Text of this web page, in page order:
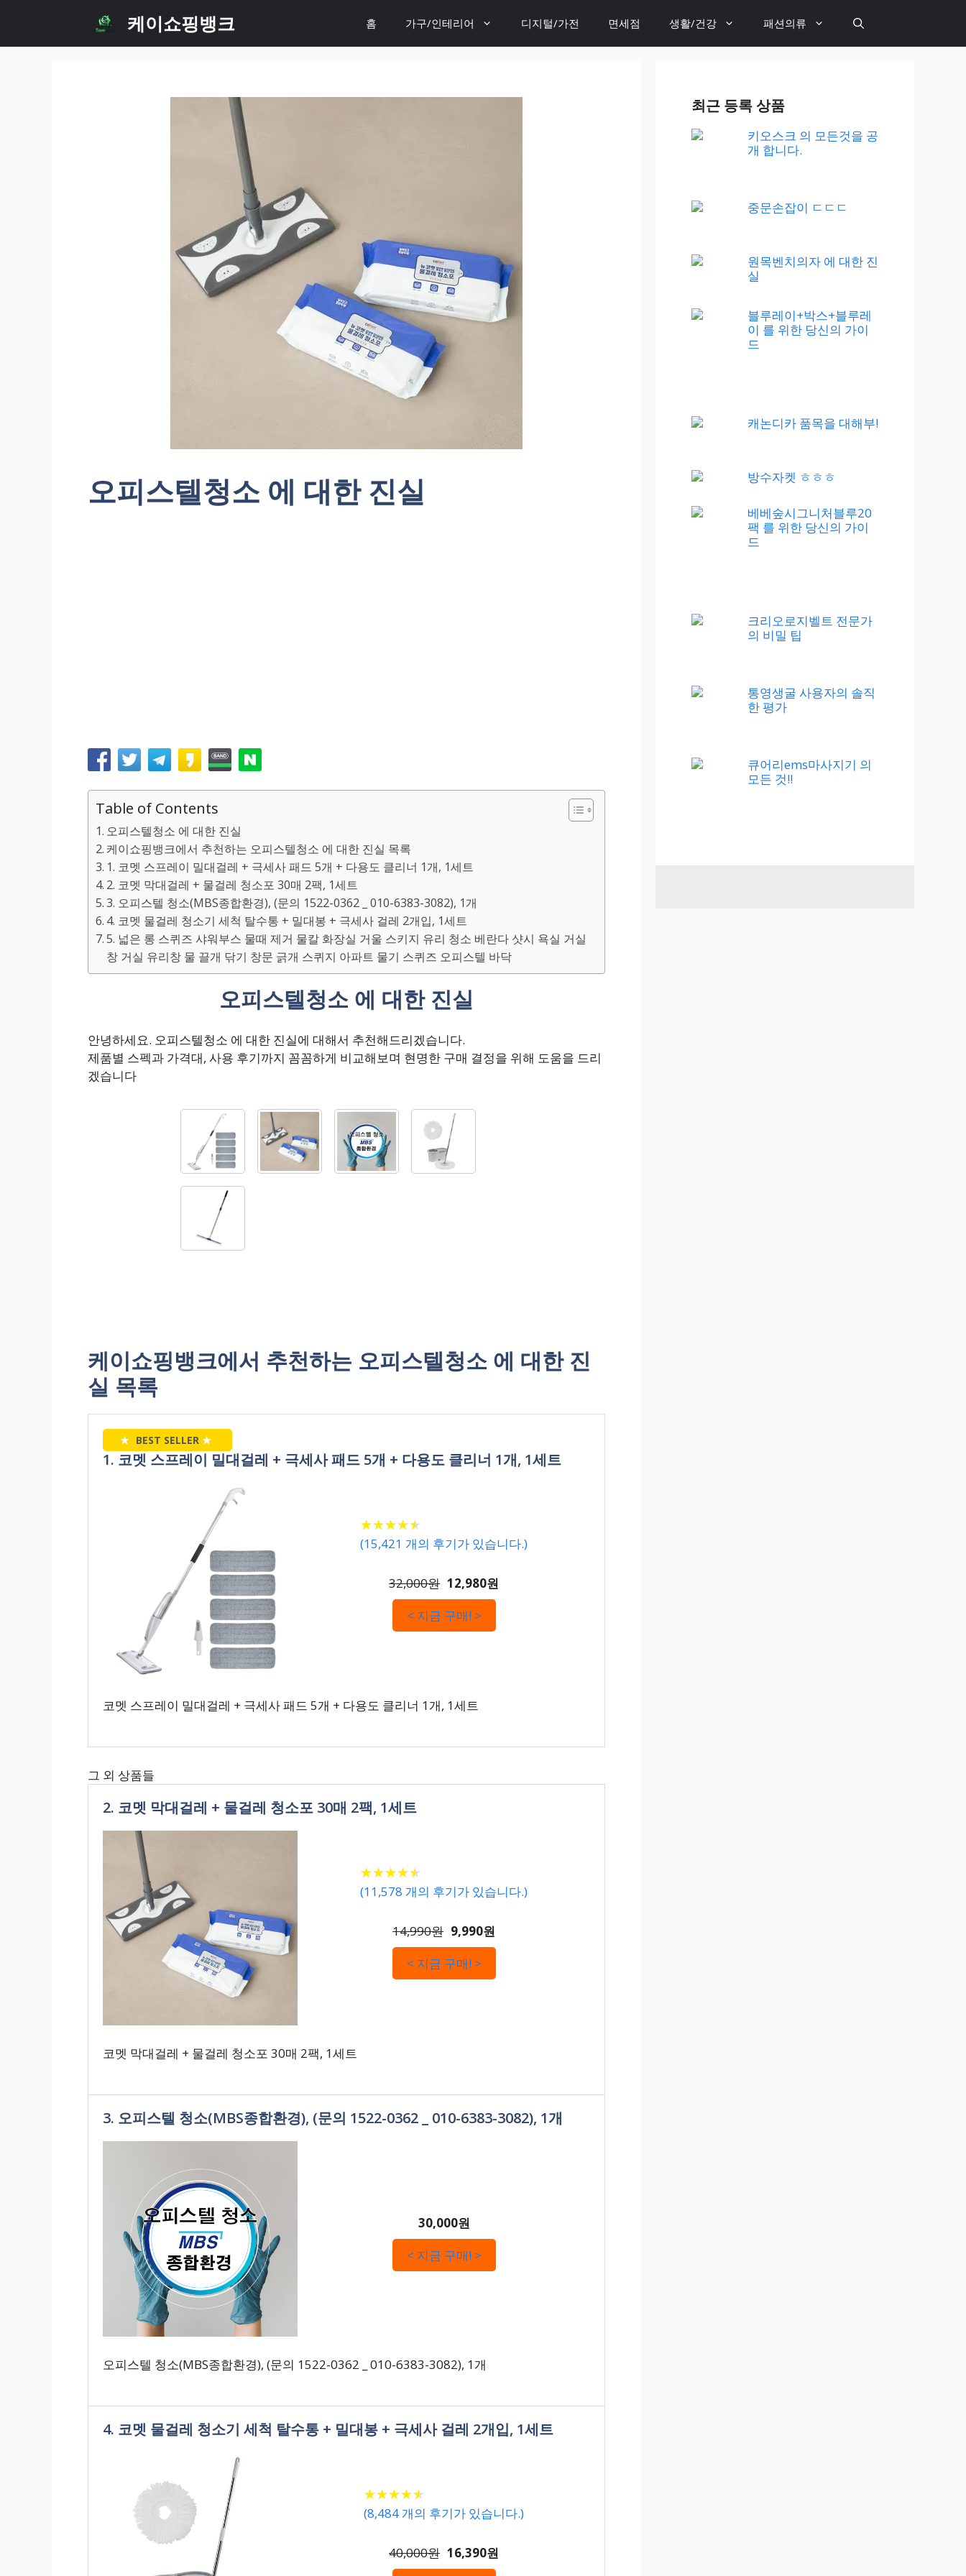
content
케이쇼핑뱅크 홈 가구/인테리어 디지털/가전 면세점 생활/건강 패션의류
오피스텔청소 에 대한 진실
Table of Contents
오피스텔청소 에 대한 진실
케이쇼핑뱅크에서 추천하는 오피스텔청소 에 대한 진실 목록
1. 코멧 스프레이 밀대걸레 + 극세사 패드 5개 + 다용도 클리너 1개, 1세트
2. 코멧 막대걸레 + 물걸레 청소포 30매 2팩, 1세트
3. 오피스텔 청소(MBS종합환경), (문의 1522-0362 _ 010-6383-3082), 1개
4. 코멧 물걸레 청소기 세척 탈수통 + 밀대봉 + 극세사 걸레 2개입, 1세트
5. 넓은 롱 스퀴즈 샤워부스 물때 제거 물칼 화장실 거울 스키지 유리 청소 베란다 샷시 욕실 거실
창 거실 유리창 물 끌개 닦기 창문 긁개 스퀴지 아파트 물기 스퀴즈 오피스텔 바닥
오피스텔청소 에 대한 진실
안녕하세요. 오피스텔청소 에 대한 진실에 대해서 추천해드리겠습니다.
제품별 스펙과 가격대, 사용 후기까지 꼼꼼하게 비교해보며 현명한 구매 결정을 위해 도움을 드리
겠습니다
케이쇼핑뱅크에서 추천하는 오피스텔청소 에 대한 진
실 목록
★ BEST SELLER ★
1. 코멧 스프레이 밀대걸레 + 극세사 패드 5개 + 다용도 클리너 1개, 1세트
★★★★★
★★★★★
(15,421 개의 후기가 있습니다.)
32,000원 12,980원
< 지금 구매! >
코멧 스프레이 밀대걸레 + 극세사 패드 5개 + 다용도 클리너 1개, 1세트
그 외 상품들
2. 코멧 막대걸레 + 물걸레 청소포 30매 2팩, 1세트
★★★★★
★★★★★
(11,578 개의 후기가 있습니다.)
14,990원 9,990원
< 지금 구매! >
코멧 막대걸레 + 물걸레 청소포 30매 2팩, 1세트
3. 오피스텔 청소(MBS종합환경), (문의 1522-0362 _ 010-6383-3082), 1개
30,000원
< 지금 구매! >
오피스텔 청소(MBS종합환경), (문의 1522-0362 _ 010-6383-3082), 1개
4. 코멧 물걸레 청소기 세척 탈수통 + 밀대봉 + 극세사 걸레 2개입, 1세트
★★★★★
★★★★★
(8,484개의 후기가 있습니다.)
40,000원 16,390원
최근 등록 상품
키오스크 의 모든것을 공
개 합니다.
중문손잡이 ㄷㄷㄷ
원목벤치의자 에 대한 진
실
블루레이+박스+블루레
이 를 위한 당신의 가이
드
캐논디카 품목을 대해부!
방수자켓 ㅎㅎㅎ
베베숲시그니처블루20
팩 를 위한 당신의 가이
드
크리오로지벨트 전문가
의 비밀 팁
통영생굴 사용자의 솔직
한 평가
큐어리ems마사지기 의
모든 것!!